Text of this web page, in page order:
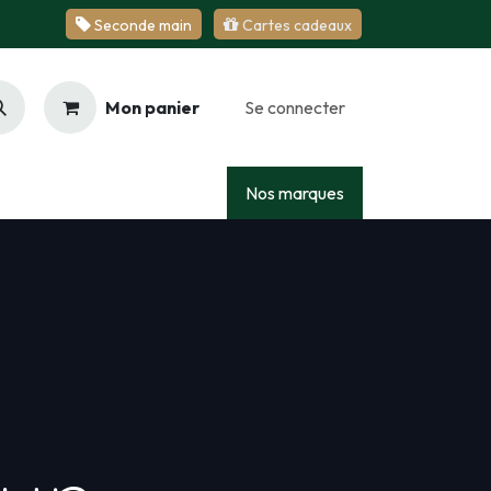
Se​​​​conde ​​​​m​​a​​in Cartes cadeaux
Mon panier Se connecter
Nos marques